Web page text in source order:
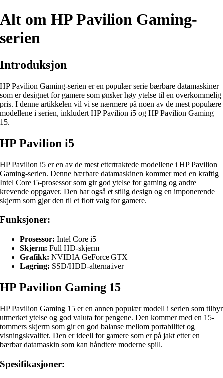
Alt om HP Pavilion Gaming-
serien
Introduksjon
HP Pavilion Gaming-serien er en populær serie bærbare datamaskiner
som er designet for gamere som ønsker høy ytelse til en overkommelig
pris. I denne artikkelen vil vi se nærmere på noen av de mest populære
modellene i serien, inkludert HP Pavilion i5 og HP Pavilion Gaming
15.
HP Pavilion i5
HP Pavilion i5 er en av de mest ettertraktede modellene i HP Pavilion
Gaming-serien. Denne bærbare datamaskinen kommer med en kraftig
Intel Core i5-prosessor som gir god ytelse for gaming og andre
krevende oppgaver. Den har også et stilig design og en imponerende
skjerm som gjør den til et flott valg for gamere.
Funksjoner:
Prosessor: Intel Core i5
Skjerm: Full HD-skjerm
Grafikk: NVIDIA GeForce GTX
Lagring: SSD/HDD-alternativer
HP Pavilion Gaming 15
HP Pavilion Gaming 15 er en annen populær modell i serien som tilbyr
utmerket ytelse og god valuta for pengene. Den kommer med en 15-
tommers skjerm som gir en god balanse mellom portabilitet og
visningskvalitet. Den er ideell for gamere som er på jakt etter en
bærbar datamaskin som kan håndtere moderne spill.
Spesifikasjoner: